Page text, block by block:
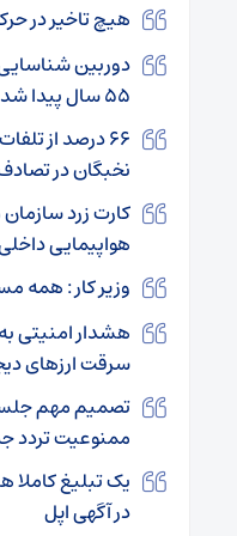
هیچ تاخیر در
دوربین
۵۵ سال پیدا شد!
نخبگان در
کارت زرد
هواپیمایی
وزیر کار : همه
هشدار امنیتی
سرقت ارزهای
تصمیم مهم
ممنوعیت تردد
یک تبلیغ
در آگهی اپل